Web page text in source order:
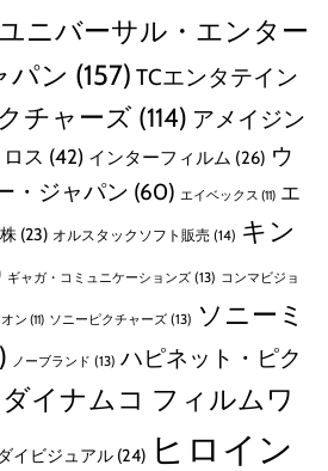
ニバーサル・エンター
パン (157) TCエンタテイン
チャーズ (114) アメイジン
ス (42) インターフィルム (26) ウ
・ジャパン (60) エイベックス (11) エ
(23) オルスタックソフト販売 (14) キン
ギャガ・コミュニケーションズ (13) コンマビジョ
ン (11) ソニーピクチャーズ (13) ソニーミ
ノーブランド (13) ハピネット・ピク
イナムコ フィルムワ
イビジュアル (24) ヒロイン